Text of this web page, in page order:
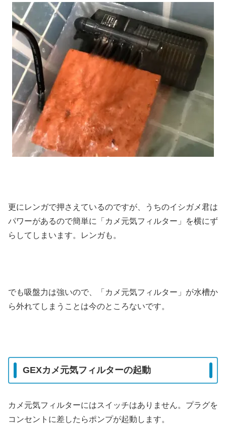
更にレンガで押さえているのですが、うちのイシガメ君は
パワーがあるので簡単に「カメ元気フィルター」を横にず
らしてしまいます。レンガも。
でも吸盤力は強いので、「カメ元気フィルター」が水槽か
ら外れてしまうことは今のところないです。
GEXカメ元気フィルターの起動
カメ元気フィルターにはスイッチはありません。プラグを
コンセントに差したらポンプが起動します。